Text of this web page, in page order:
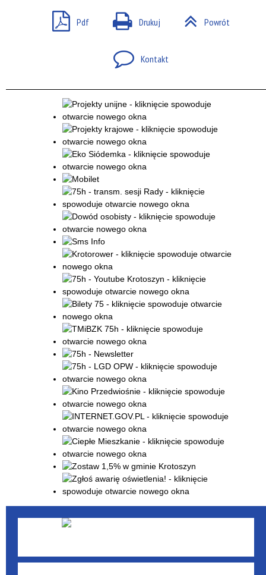
Pdf Drukuj Powrót
Kontakt